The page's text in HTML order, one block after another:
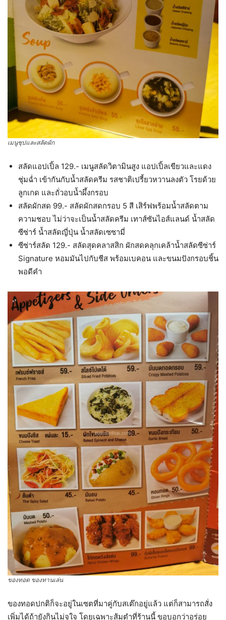
เมนูซุปและสลัดผัก
สลัดแอปเปิ้ล 129.- เมนูสลัดวิตามินสูง แอปเปิ้ลเขียวและแดง
ชุ่มฉ่ำ เข้ากันกับน้ำสลัดครีม รสชาติเปรี้ยวหวานลงตัว โรยด้วย
ลูกเกด และถั่วอบน้ำผึ้งกรอบ
สลัดผักสด 99.- สลัดผักสดกรอบ 5 สี เสิร์ฟพร้อมน้ำสลัดตาม
ความชอบ ไม่ว่าจะเป็นน้ำสลัดครีม เทาส์ซันไอส์แลนด์ น้ำสลัด
ซีซ่าร์ น้ำสลัดญี่ปุ่น น้ำสลัดเซซามี่
ซีซ่าร์สลัด 129.- สลัดสุดคลาสสิก ผักสดคลุกเคล้าน้ำสลัดซีซ่าร์
Signature หอมมันไปกับชีส พร้อมเบคอน และขนมปังกรอบชิ้น
พอดีคำ
ของทอด ของทานเล่น
ของทอดปกติก็จะอยู่ในเซตที่มาคู่กับสเต๊กอยู่แล้ว แต่ก็สามารถสั่ง
เพิ่มได้ถ้ายังกินไม่จุใจ โดยเฉพาะส้มตำที่ร้านนี้ ขอบอกว่าอร่อย